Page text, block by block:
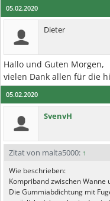
05.02.2020
Dieter
Hallo und Guten Morgen,
vielen Dank allen für die
05.02.2020
SvenvH
Zitat von malta5000: ↑
Wie beschrieben:
Kompriband zwischen Wanne
Die Gummiabdichtung mit